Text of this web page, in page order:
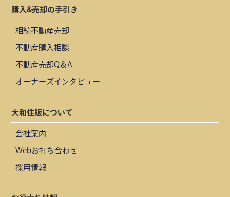
購入&売却の手引き
相続不動産売却
不動産購入相談
不動産売却Q＆A
オーナーズインタビュー
大和住販について
会社案内
Webお打ち合わせ
採用情報